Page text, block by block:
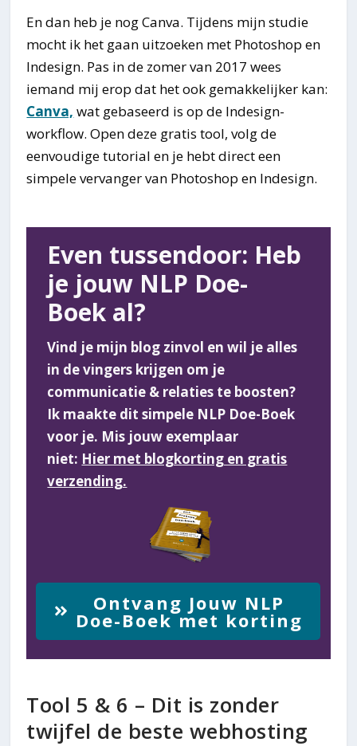
En dan heb je nog Canva. Tijdens mijn studie
mocht ik het gaan uitzoeken met Photoshop en
Indesign. Pas in de zomer van 2017 wees
iemand mij erop dat het ook gemakkelijker kan:
Canva, wat gebaseerd is op de Indesign-
workflow. Open deze gratis tool, volg de
eenvoudige tutorial en je hebt direct een
simpele vervanger van Photoshop en Indesign.
Even tussendoor: Heb
je jouw NLP Doe-
Boek al?
Vind je mijn blog zinvol en wil je alles
in de vingers krijgen om je
communicatie & relaties te boosten?
Ik maakte dit simpele NLP Doe-Boek
voor je. Mis jouw exemplaar
niet: Hier met blogkorting en gratis
verzending.
Ontvang Jouw NLP
Doe-Boek met korting
Tool 5 & 6 – Dit is zonder
twijfel de beste webhosting